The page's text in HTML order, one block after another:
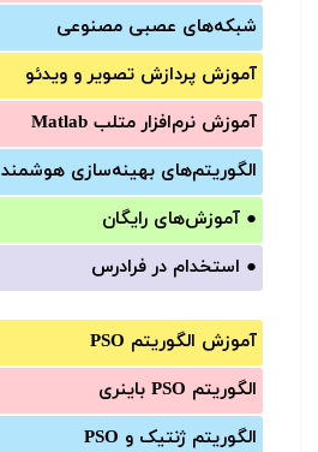
شبکه‌های عصبی مصنوعی
آموزش‌ پردازش تصویر و ویدئو
آموزش‌ نرم‌افزار متلب Matlab
الگوریتم‌های بهینه‌سازی هوشمند
● آموزش‌های رایگان
● استخدام در فرادرس
آموزش الگوریتم PSO
الگوریتم PSO باینری
الگوریتم ژنتیک و PSO